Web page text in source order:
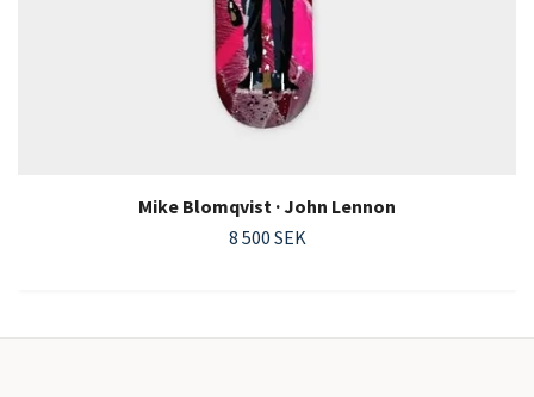
Mike Blomqvist · John Lennon
8 500 SEK